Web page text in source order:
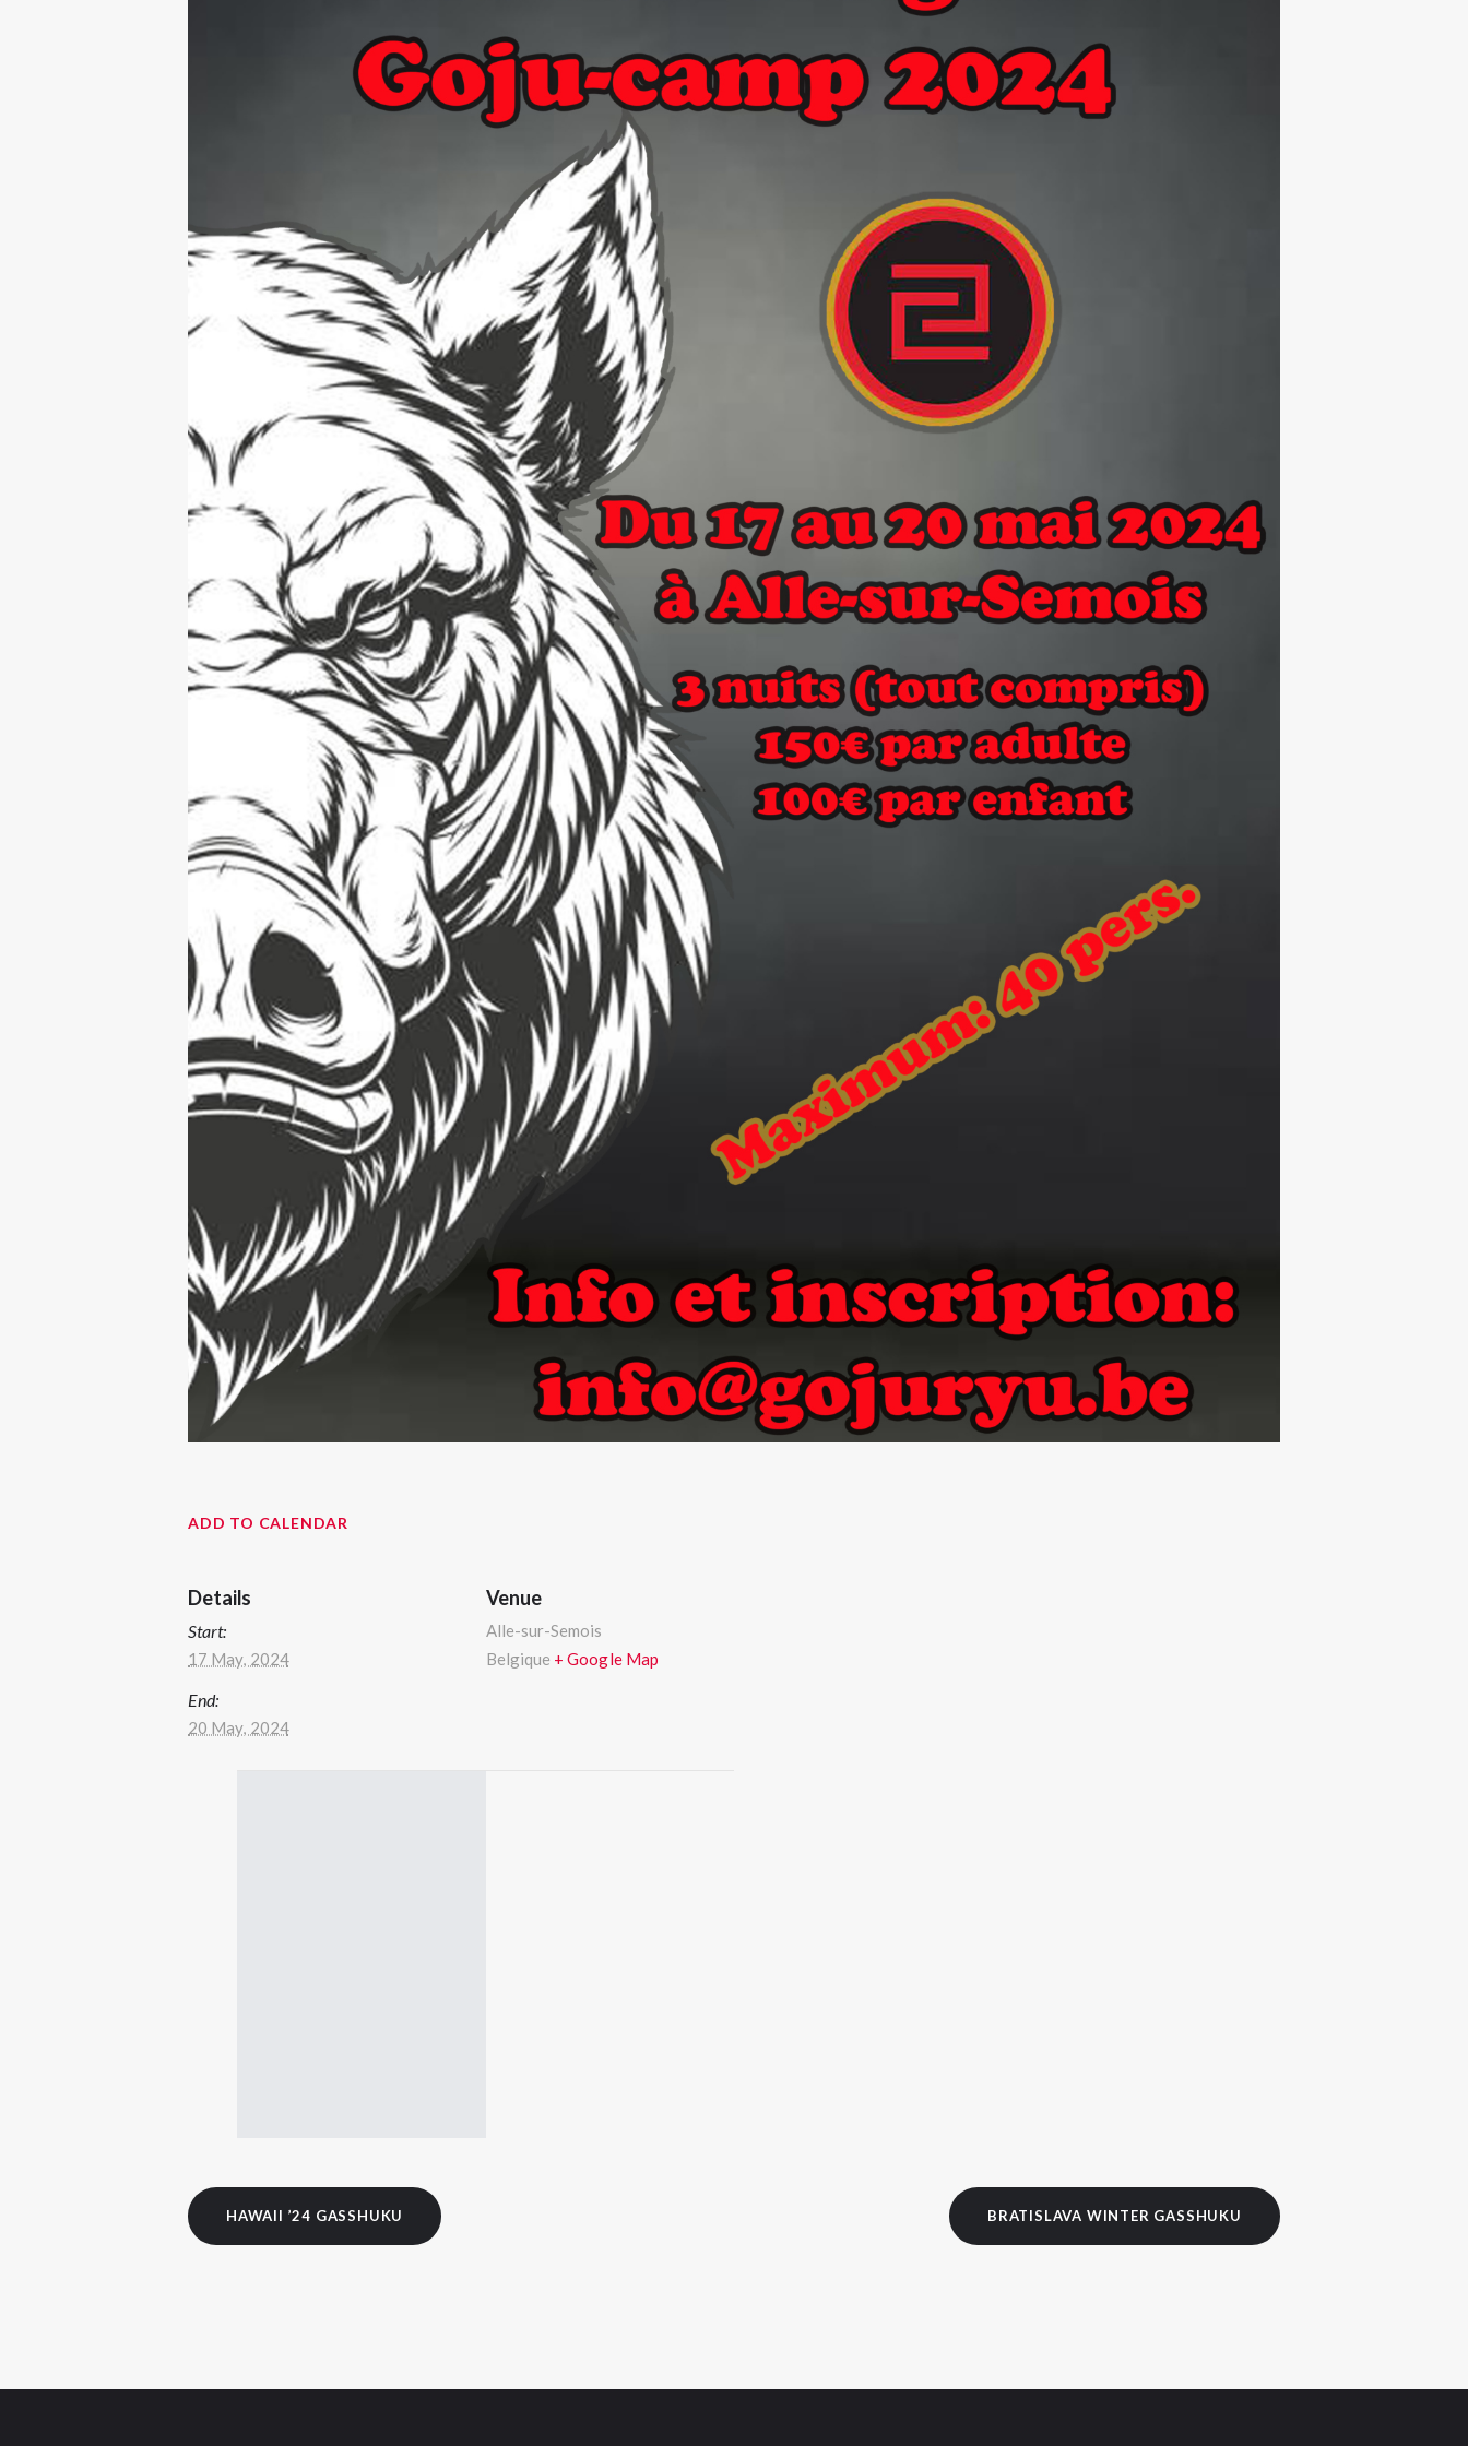
ADD TO CALENDAR
Details
Start:
17 May, 2024
End:
20 May, 2024
Venue
Alle-sur-Semois
Belgique + Google Map
HAWAII ’24 GASSHUKU BRATISLAVA WINTER GASSHUKU